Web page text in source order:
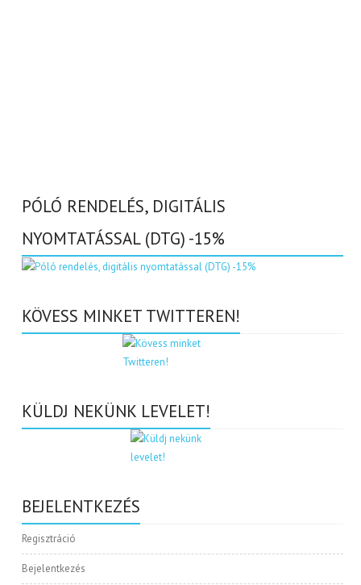
PÓLÓ RENDELÉS, DIGITÁLIS
NYOMTATÁSSAL (DTG) -15%
KÖVESS MINKET TWITTEREN!
KÜLDJ NEKÜNK LEVELET!
BEJELENTKEZÉS
Regisztráció
Bejelentkezés